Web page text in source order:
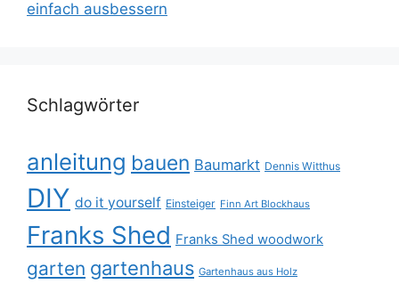
einfach ausbessern
Schlagwörter
anleitung bauen Baumarkt Dennis Witthus
DIY do it yourself Einsteiger Finn Art Blockhaus
Franks Shed Franks Shed woodwork
garten gartenhaus Gartenhaus aus Holz